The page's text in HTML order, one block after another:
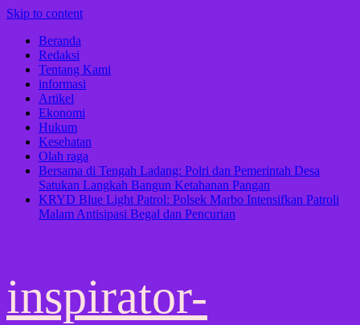
Skip to content
Beranda
Redaksi
Tentang Kami
informasi
Artikel
Ekonomi
Hukum
Kesehatan
Olah raga
Bersama di Tengah Ladang: Polri dan Pemerintah Desa
Satukan Langkah Bangun Ketahanan Pangan
KRYD Blue Light Patrol: Polsek Marbo Intensifkan Patroli
Malam Antisipasi Begal dan Pencurian
inspirator-